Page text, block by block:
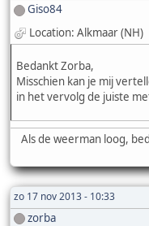
Giso84
Location: Alkmaar (NH)
Bedankt Zorba,
Misschien kan je mij
in het vervolg de juiste
Als de weerman loog,
zo 17 nov 2013 - 10:33
zorba